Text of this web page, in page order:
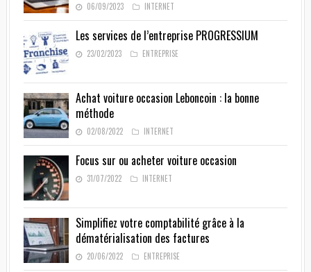
06/09/2023 INTERNET
Les services de l’entreprise PROGRESSIUM
23/02/2023 ENTREPRISE
Achat voiture occasion Leboncoin : la bonne
méthode
02/08/2022 INTERNET
Focus sur ou acheter voiture occasion
31/07/2022 INTERNET
Simplifiez votre comptabilité grâce à la
dématérialisation des factures
20/06/2022 ENTREPRISE